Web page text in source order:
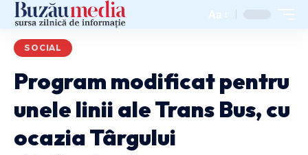
Aa
SOCIAL
Program modificat pentru
unele linii ale Trans Bus, cu
ocazia Târgului